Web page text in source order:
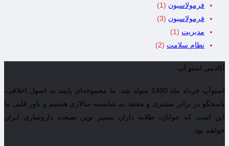
فرمولاسیون (1)
فرمولاسیون (3)
مدیریت (1)
نظام سلامت (2)
آکادمی استو آپ
استوآپ خرداد ماه 1400 متولد شد. ما مجموعه‌ای پایبند به اصول اخلاقی،
پاسخگو در برابر مشتری و معتقد به شایسته سالاری هستیم و باور قلبی ما
این است که جوانان، طلایه داران مسیر نوین صنعت داروسازی ایران
خواهند بود.